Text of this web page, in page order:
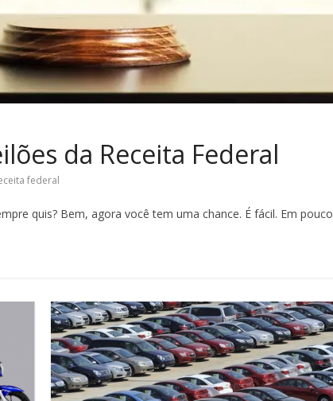
da Receita Federal
federal
quis? Bem, agora você tem uma chance. É fácil. Em pouco